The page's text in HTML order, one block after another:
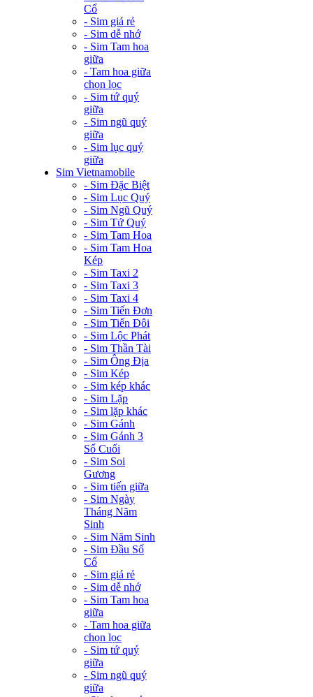
Cổ
- Sim giá rẻ
- Sim dễ nhớ
- Sim Tam hoa
giữa
- Tam hoa giữa
chọn lọc
- Sim tứ quý
giữa
- Sim ngũ quý
giữa
- Sim lục quý
giữa
Sim Vietnamobile
- Sim Đặc Biệt
- Sim Lục Quý
- Sim Ngũ Quý
- Sim Tứ Quý
- Sim Tam Hoa
- Sim Tam Hoa
Kép
- Sim Taxi 2
- Sim Taxi 3
- Sim Taxi 4
- Sim Tiến Đơn
- Sim Tiến Đôi
- Sim Lộc Phát
- Sim Thần Tài
- Sim Ông Địa
- Sim Kép
- Sim kép khác
- Sim Lặp
- Sim lặp khác
- Sim Gánh
- Sim Gánh 3
Số Cuối
- Sim Soi
Gương
- Sim tiến giữa
- Sim Ngày
Tháng Năm
Sinh
- Sim Năm Sinh
- Sim Đầu Số
Cổ
- Sim giá rẻ
- Sim dễ nhớ
- Sim Tam hoa
giữa
- Tam hoa giữa
chọn lọc
- Sim tứ quý
giữa
- Sim ngũ quý
giữa